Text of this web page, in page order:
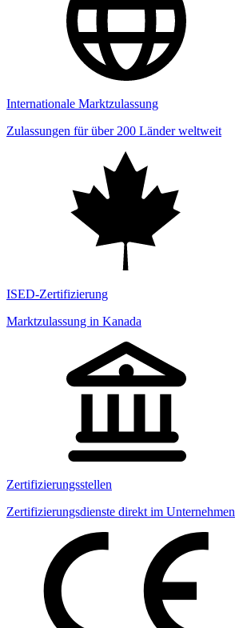
Internationale Marktzulassung
Zulassungen für über 200 Länder weltweit
ISED-Zertifizierung
Marktzulassung in Kanada
Zertifizierungsstellen
Zertifizierungsdienste direkt im Unternehmen